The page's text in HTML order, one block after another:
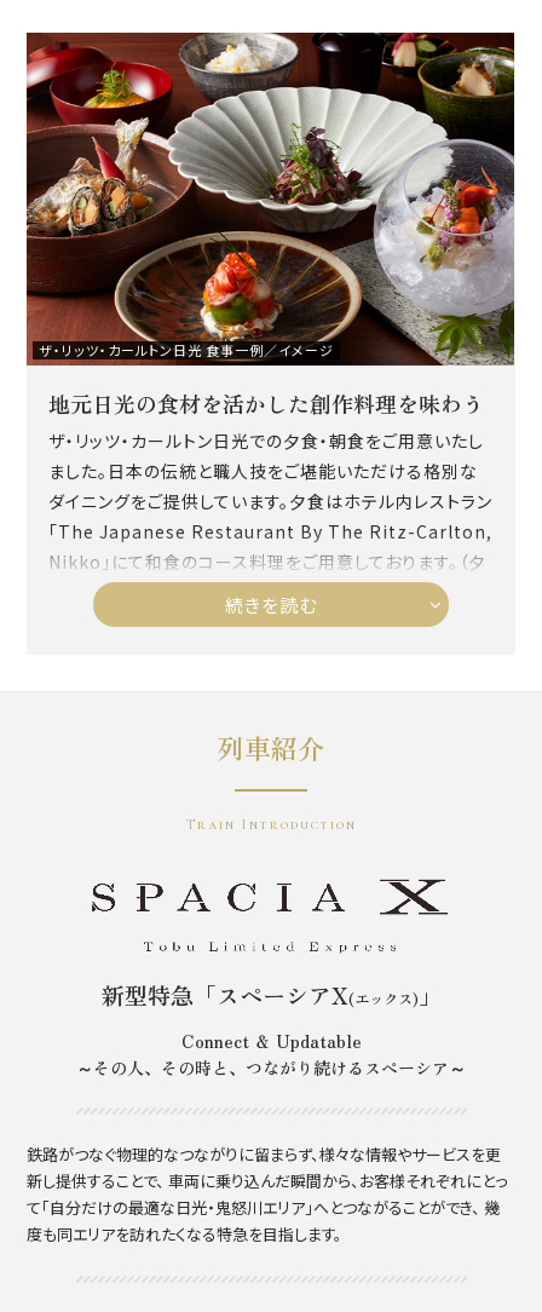
ザ・リッツ・カールトン日光 食事一例／イメージ
地元日光の食材を活かした創作料理を味わう
ザ・リッツ・カールトン日光での夕食・朝食をご用意いたし
ました。日本の伝統と職人技をご堪能いただける格別な
ダイニングをご提供しています。夕食はホテル内レストラン
「The Japanese Restaurant By The Ritz-Carlton,
Nikko」にて和食のコース料理をご用意しております。（夕
食：19時30分開始）
続きを読む
列車紹介
Train Introduction
新型特急「スペーシアX(エックス) 」
Connect ＆ Updatable
～その人、その時と、つながり続けるスペーシア～
鉄路がつなぐ物理的なつながりに留まらず、様々な情報やサービスを更
新し提供することで、 車両に乗り込んだ瞬間から、お客様それぞれにとっ
て「自分だけの最適な日光・鬼怒川エリア」へとつながることができ、 幾
度も同エリアを訪れたくなる特急を目指します。